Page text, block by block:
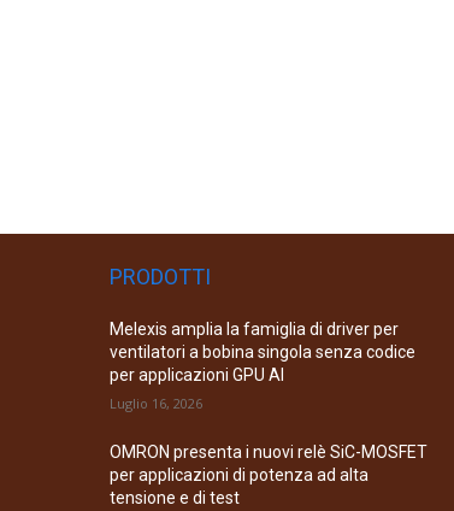
PRODOTTI
Melexis amplia la famiglia di driver per
ventilatori a bobina singola senza codice
per applicazioni GPU AI
Luglio 16, 2026
OMRON presenta i nuovi relè SiC-MOSFET
per applicazioni di potenza ad alta
tensione e di test